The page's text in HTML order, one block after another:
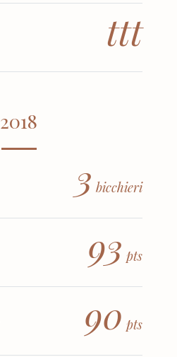
ttt
2018
3 bicchieri
93 pts
90 pts